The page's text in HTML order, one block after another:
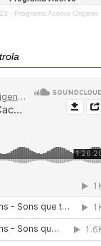
- Programa Acervo Origens